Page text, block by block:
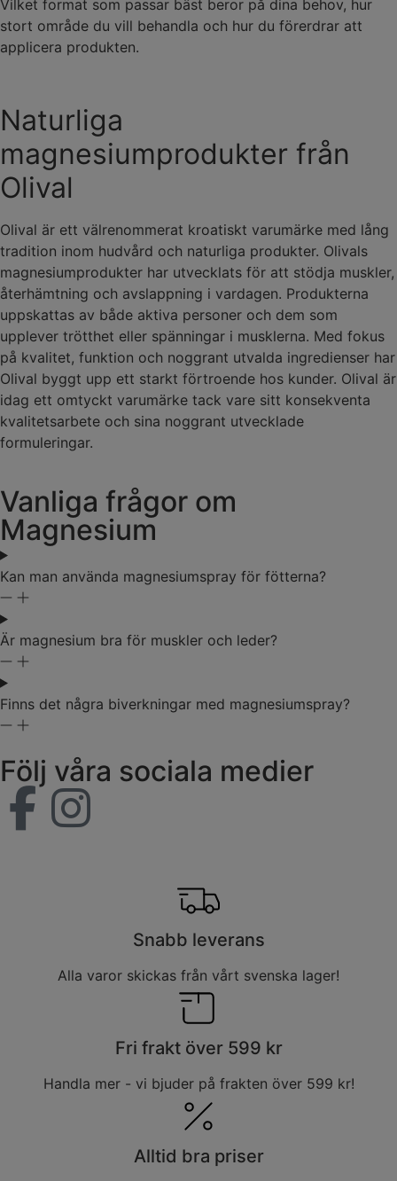
Vilket format som passar bäst beror på dina behov, hur
stort område du vill behandla och hur du förerdrar att
applicera produkten.
Naturliga
magnesiumprodukter från
Olival
Olival är ett välrenommerat kroatiskt varumärke med lång
tradition inom hudvård och naturliga produkter. Olivals
magnesiumprodukter har utvecklats för att stödja muskler,
återhämtning och avslappning i vardagen. Produkterna
uppskattas av både aktiva personer och dem som
upplever trötthet eller spänningar i musklerna. Med fokus
på kvalitet, funktion och noggrant utvalda ingredienser har
Olival byggt upp ett starkt förtroende hos kunder. Olival är
idag ett omtyckt varumärke tack vare sitt konsekventa
kvalitetsarbete och sina noggrant utvecklade
formuleringar.
Vanliga frågor om
Magnesium
Kan man använda magnesiumspray för fötterna?
Är magnesium bra för muskler och leder?
Finns det några biverkningar med magnesiumspray?
Följ våra sociala medier
Snabb leverans
Alla varor skickas från vårt svenska lager!
Fri frakt över 599 kr
Handla mer - vi bjuder på frakten över 599 kr!
Alltid bra priser